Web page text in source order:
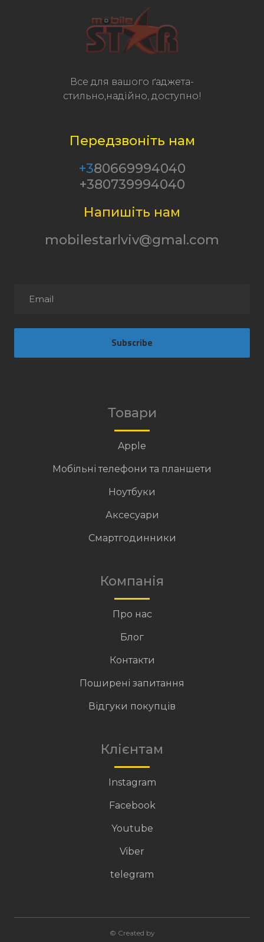
Все для вашого ґаджета-
стильно,надійно, доступно!
Передзвоніть нам
+380669994040
+380739994040
Напишіть нам
mobilestarlviv@gmal.com
Subscribe
Товари
Apple
Мобільні телефони та планшети
Ноутбуки
Аксесуари
Смартгодинники
Компанія
Про нас
Блог
Контакти
Поширені запитання
Відгуки покупців
Клієнтам
Instagram
Facebook
Youtube
Viber
telegram
© Created by